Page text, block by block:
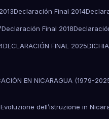
Declaración Final 2014
Declaración Final 2018
DECLARACIÓN FINAL 2025
EN NICARAGUA (1979-
Evoluzione dell’istruzione in